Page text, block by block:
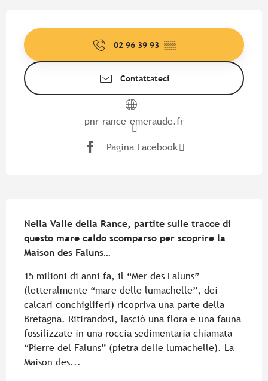
02 96 39 93 ▒▒
Contattateci
pnr-rance-emeraude.fr
Pagina Facebook
Nella Valle della Rance, partite sulle tracce di
questo mare caldo scomparso per scoprire la
Maison des Faluns…
15 milioni di anni fa, il “Mer des Faluns”
(letteralmente “mare delle lumachelle”, dei
calcari conchigliferi) ricopriva una parte della
Bretagna. Ritirandosi, lasciò una flora e una fauna
fossilizzate in una roccia sedimentaria chiamata
“Pierre del Faluns” (pietra delle lumachelle). La
Maison des...